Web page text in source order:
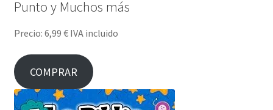
Punto y Muchos más
Precio: 6,99 € IVA incluido
COMPRAR